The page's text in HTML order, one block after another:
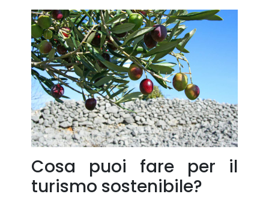
Cosa puoi fare per il
turismo sostenibile?